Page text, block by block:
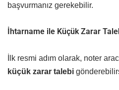
başvurmanız gerekebilir.
İhtarname ile Küçük Zarar
İlk resmi adım olarak, noter
küçük zarar talebi